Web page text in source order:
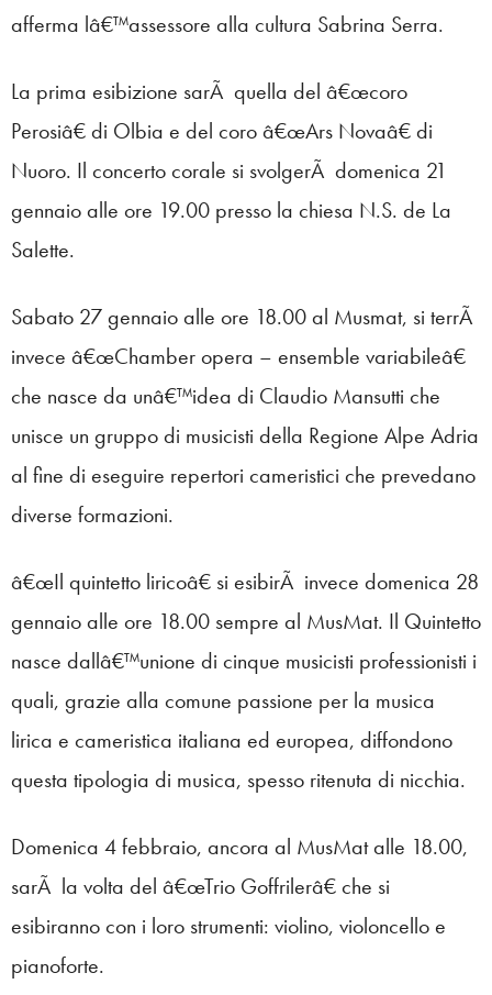
afferma lâ€™assessore alla cultura Sabrina Serra.
La prima esibizione sarÃ quella del â€œcoro
Perosiâ€ di Olbia e del coro â€œArs Novaâ€ di
Nuoro. Il concerto corale si svolgerÃ domenica 21
gennaio alle ore 19.00 presso la chiesa N.S. de La
Salette.
Sabato 27 gennaio alle ore 18.00 al Musmat, si terrÃ
invece â€œChamber opera – ensemble variabileâ€
che nasce da unâ€™idea di Claudio Mansutti che
unisce un gruppo di musicisti della Regione Alpe Adria
al fine di eseguire repertori cameristici che prevedano
diverse formazioni.
â€œIl quintetto liricoâ€ si esibirÃ invece domenica 28
gennaio alle ore 18.00 sempre al MusMat. Il Quintetto
nasce dallâ€™unione di cinque musicisti professionisti i
quali, grazie alla comune passione per la musica
lirica e cameristica italiana ed europea, diffondono
questa tipologia di musica, spesso ritenuta di nicchia.
Domenica 4 febbraio, ancora al MusMat alle 18.00,
sarÃ la volta del â€œTrio Goffrilerâ€ che si
esibiranno con i loro strumenti: violino, violoncello e
pianoforte.